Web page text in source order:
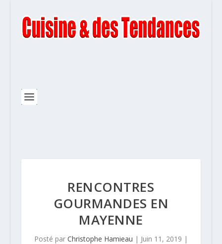
RENCONTRES
GOURMANDES EN
MAYENNE
Posté par Christophe Hamieau | Juin 11, 2019 |